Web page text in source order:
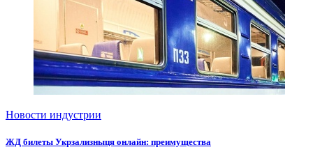
Новости индустрии
ЖД билеты Укрзализныця онлайн: преимущества